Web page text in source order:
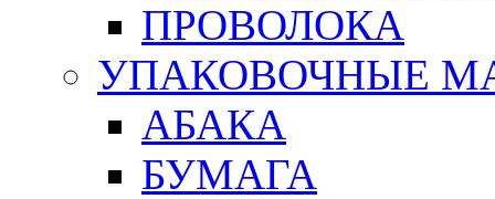
ПРОВОЛОКА
УПАКОВОЧНЫЕ
АБАКА
БУМАГА